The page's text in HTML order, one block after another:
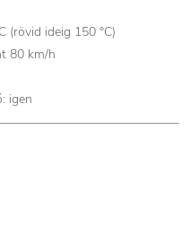
(rövid ideig 150 °C)
80 km/h
igen